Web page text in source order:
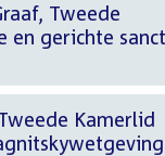
Tweede
en gerichte
Kamerlid